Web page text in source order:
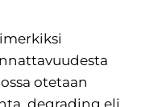
otetaan